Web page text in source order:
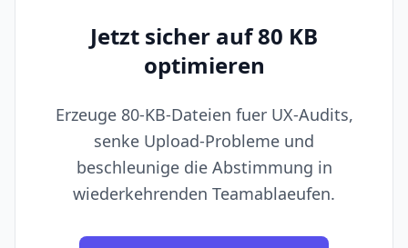
Jetzt sicher auf 80 KB
optimieren
Erzeuge 80-KB-Dateien fuer UX-Audits,
senke Upload-Probleme und
beschleunige die Abstimmung in
wiederkehrenden Teamablaeufen.